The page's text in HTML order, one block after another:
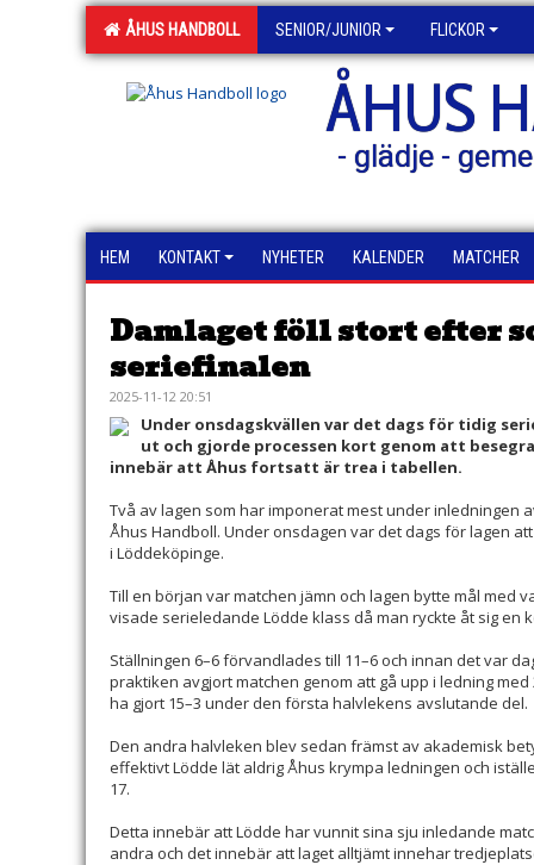
ÅHUS HANDBOLL SENIOR/JUNIOR FLICKOR
ÅHUS
- glädje -
HEM KONTAKT NYHETER KALENDER MATCHER
Damlaget föll stort efter
seriefinalen
2025-11-12 20:51
Under onsdagskvällen var det dags för tidig
ut och gjorde processen kort genom att besegra
innebär att Åhus fortsatt är trea i tabellen.
Två av lagen som har imponerat mest under inledningen
Åhus Handboll. Under onsdagen var det dags för lagen
i Löddeköpinge.
Till en början var matchen jämn och lagen bytte mål med
visade serieledande Lödde klass då man ryckte åt sig en
Ställningen 6–6 förvandlades till 11–6 och innan det var
praktiken avgjort matchen genom att gå upp i ledning
ha gjort 15–3 under den första halvlekens avslutande del.
Den andra halvleken blev sedan främst av akademisk
effektivt Lödde lät aldrig Åhus krympa ledningen och
17.
Detta innebär att Lödde har vunnit sina sju inledande
andra och det innebär att laget alltjämt innehar